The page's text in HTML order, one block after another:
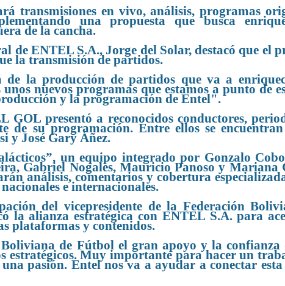
transmisiones en vivo, análisis, programas
una propuesta que busca
de la cancha.
de ENTEL S.A., Jorge del Solar, destacó que el
la transmisión de partidos.
la producción de partidos que va a
nuevos programas que estamos a punto de
y la programación de Entel".
GOL presentó a reconocidos conductores,
de su programación. Entre ellos se
y José Gary Áñez.
un equipo integrado por Gonzalo
Gabriel Nogales, Mauricio Panoso y Mariana
análisis, comentarios y cobertura
e internacionales.
del vicepresidente de la Federación
la alianza estratégica con ENTEL S.A. para
plataformas y contenidos.
de Fútbol el gran apoyo y la confianza
estratégicos. Muy importante para hacer un
pasión. Entel nos va a ayudar a conectar